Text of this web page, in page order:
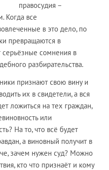
правосудия –
Когда все
в это дело, по
превращаются в
серьёзные сомнения в
разбирательства.
признают свою вину и
их в свидетели, а вся
ложиться на тех граждан,
или
На то, что всё будет
а виновный получит в
зачем нужен суд? Можно
кто что признаёт и кому